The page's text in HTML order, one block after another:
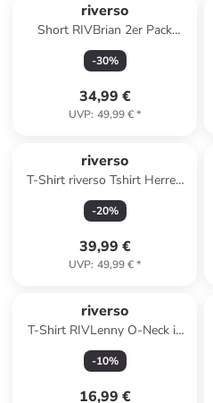
riverso
Short RIVBrian 2er Pack
regular/straight in Mehrfarbig
-30%
34,99 €
UVP: 49,99 €*
riverso
T-Shirt riverso Tshirt Herren
Regular Fit RIVGino 3er Set in
Mehrfarbig
-20%
39,99 €
UVP: 49,99 €*
riverso
T-Shirt RIVLenny O-Neck in
Weiß
-10%
16,99 €